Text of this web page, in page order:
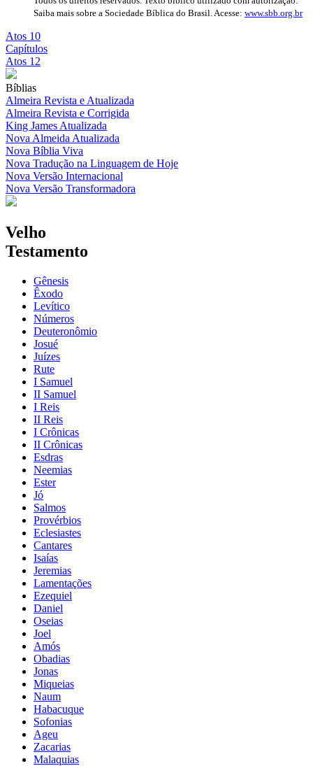
Saiba mais sobre a Sociedade Bíblica do Brasil. Acesse: www.sbb.org.br
Atos 10
Capítulos
Atos 12
Bíblias
Almeira Revista e Atualizada
Almeira Revista e Corrigida
King James Atualizada
Nova Almeida Atualizada
Nova Bíblia Viva
Nova Tradução na Linguagem de Hoje
Nova Versão Internacional
Nova Versão Transformadora
Velho
Testamento
Gênesis
Êxodo
Levítico
Números
Deuteronômio
Josué
Juízes
Rute
I Samuel
II Samuel
I Reis
II Reis
I Crônicas
II Crônicas
Esdras
Neemias
Ester
Jó
Salmos
Provérbios
Eclesiastes
Cantares
Isaías
Jeremias
Lamentações
Ezequiel
Daniel
Oseias
Joel
Amós
Obadias
Jonas
Miqueias
Naum
Habacuque
Sofonias
Ageu
Zacarias
Malaquias